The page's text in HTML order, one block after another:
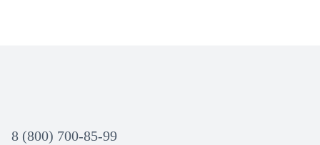
8 (800) 700-85-99